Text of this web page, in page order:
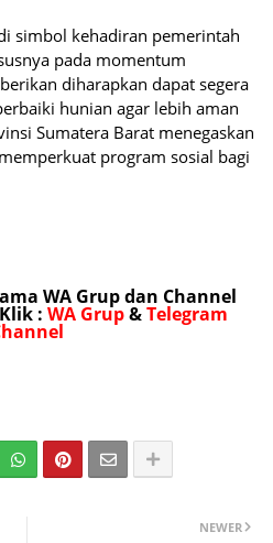
simbol kehadiran pemerintah
pada momentum
diharapkan dapat segera
hunian agar lebih aman
Sumatera Barat menegaskan
program sosial bagi
WA Grup dan Channel
: WA Grup&Telegram
NEWER